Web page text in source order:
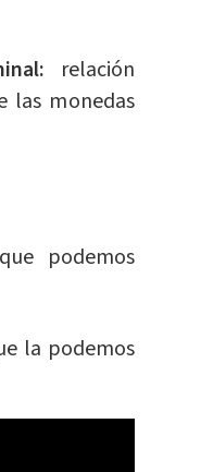
relación
las monedas
podemos
la podemos